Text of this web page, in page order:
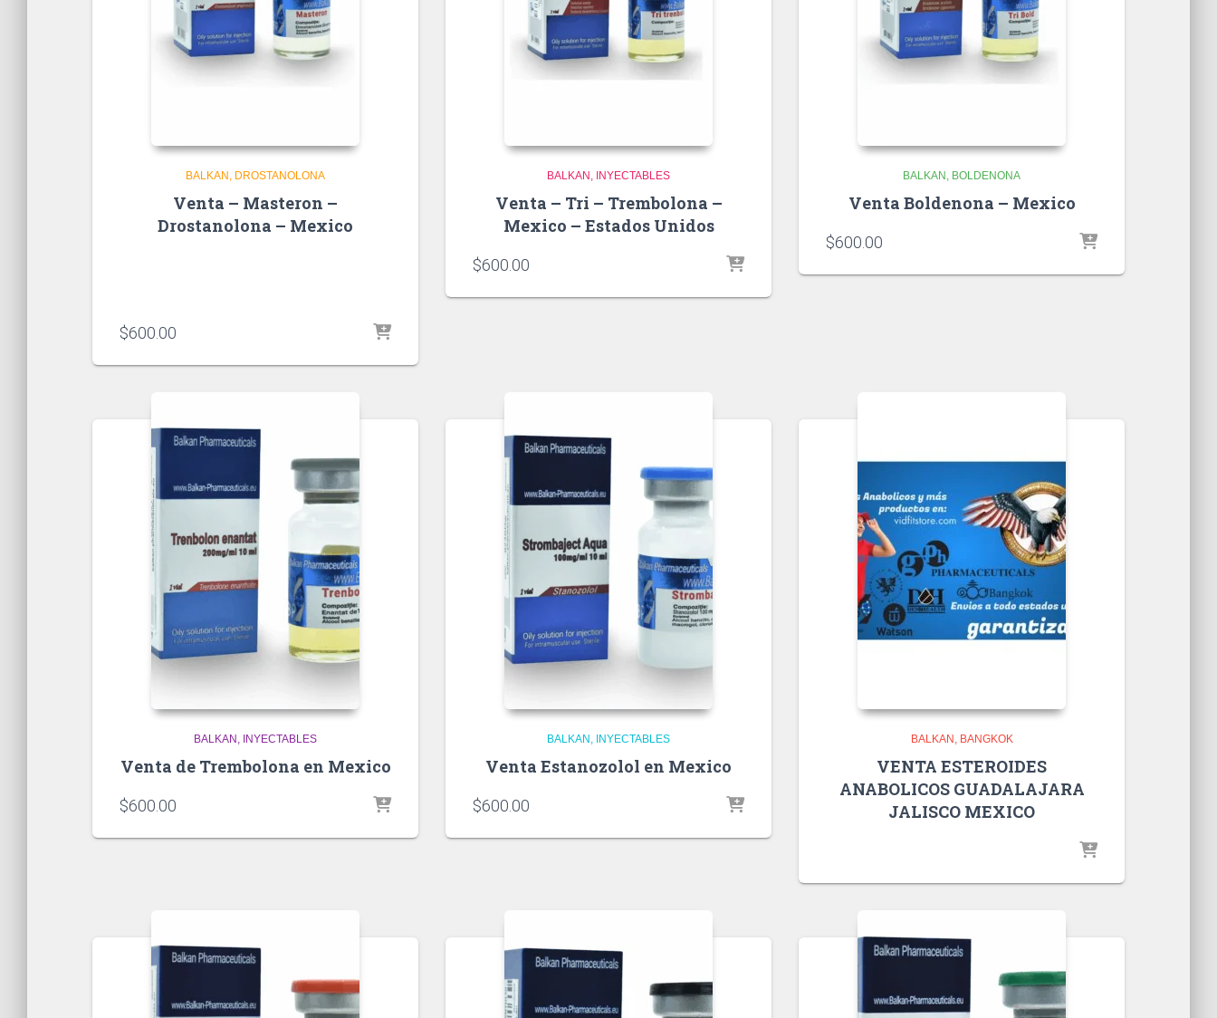
BALKAN DROSTANOLONA
Venta – Masteron –
Drostanolona – Mexico
$600.00
BALKAN INYECTABLES
Venta – Tri – Trembolona –
Mexico – Estados Unidos
$600.00
BALKAN BOLDENONA
Venta Boldenona – Mexico
$600.00
BALKAN INYECTABLES
Venta de Trembolona en Mexico
$600.00
BALKAN INYECTABLES
Venta Estanozolol en Mexico
$600.00
BALKAN BANGKOK
VENTA ESTEROIDES
ANABOLICOS GUADALAJARA
JALISCO MEXICO